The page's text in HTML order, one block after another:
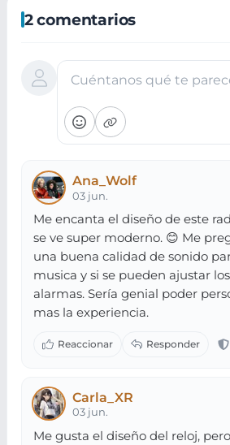
2 comentarios
Cuéntanos qué te
Ana_Wolf
03 jun.
Me encanta el diseño de este
se ve super moderno. 😊 Me
una buena calidad de sonido
musica y si se pueden ajustar
alarmas. Sería genial poder
mas la experiencia.
Carla_XR
03 jun.
Me gusta el diseño del reloj,